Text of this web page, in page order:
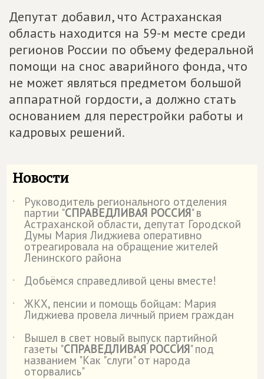
Депутат добавил, что Астраханская
область находится на 59-м месте среди
регионов России по объему федеральной
помощи на снос аварийного фонда, что
не может являться предметом большой
аппаратной гордости, а должно стать
основанием для перестройки работы и
кадровых решений.
Новости
˙ Руководитель регионального отделения
партии "СПРАВЕДЛИВАЯ РОССИЯ" в
Астраханской области, депутат Городской
Думы Мария Лиджиева оперативно
отреагировала на обращение жителей
Ленинского района
˙
Добьёмся справедливой цены вместе!
˙
ЖКХ, пенсии и помощь бойцам: Мария
Лиджиева провела личный прием граждан
˙
Вышел в свет новый выпуск партийной
газеты "СПРАВЕДЛИВАЯ РОССИЯ" под
названием "Как "слуги" от народа
оторвались"